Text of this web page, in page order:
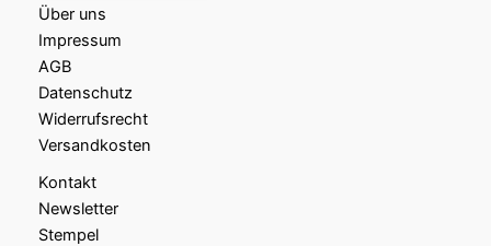
Über uns
Impressum
AGB
Datenschutz
Widerrufsrecht
Versandkosten
Kontakt
Newsletter
Stempel